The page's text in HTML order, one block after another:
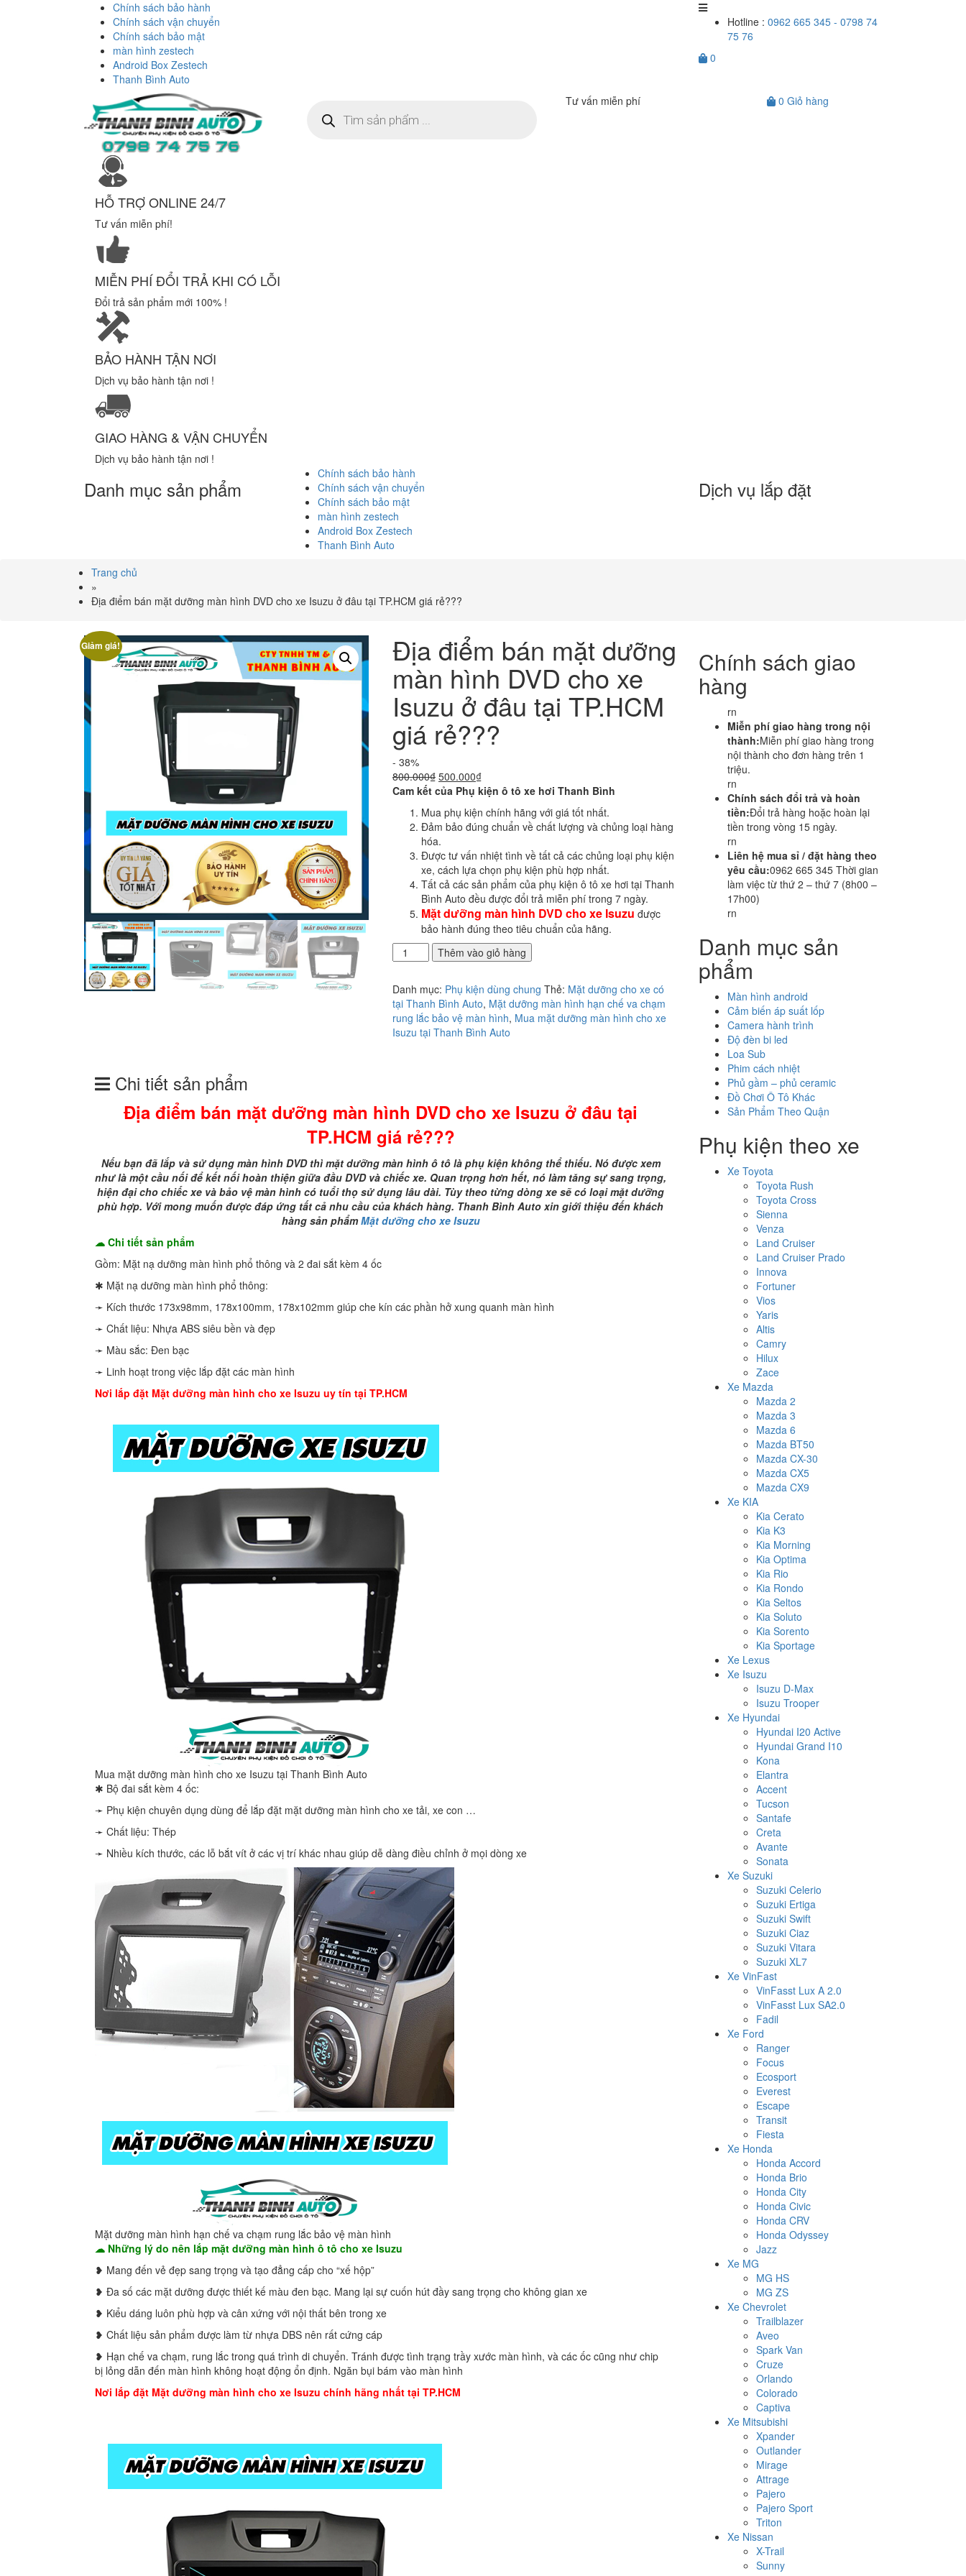
Chính sách bảo hành
Chính sách vận chuyển
Chính sách bảo mật
màn hình zestech
Android Box Zestech
Thanh Bình Auto
Hotline : 0962 665 345 - 0798 74
75 76
0
kiếm
sản
Tư vấn miễn phí 0 Giỏ hàng
HỖ TRỢ ONLINE 24/7
Tư vấn miễn phí!
MIỄN PHÍ ĐỔI TRẢ KHI CÓ LỖI
Đổi trả sản phẩm mới 100% !
BẢO HÀNH TẬN NƠI
Dịch vụ bảo hành tận nơi !
GIAO HÀNG & VẬN CHUYỂN
Dịch vụ bảo hành tận nơi !
Danh mục sản phẩm
Chính sách bảo hành
Chính sách vận chuyển
Chính sách bảo mật
màn hình zestech
Android Box Zestech
Thanh Bình Auto
Dịch vụ lắp đặt
Trang chủ
»
Địa điểm bán mặt dưỡng màn hình DVD cho xe Isuzu ở đâu tại TP.HCM giá rẻ???
Giảm giá! Địa điểm bán mặt dưỡng
màn hình DVD cho xe
Isuzu ở đâu tại TP.HCM
giá rẻ???
- 38%
800.000₫ Giá
gốc
800.000₫.
500.000₫Giá
hiện
là:
500.000₫.
Cam kết của Phụ kiện ô tô xe hơi Thanh Bình
Mua phụ kiện chính hãng với giá tốt nhất.
Đảm bảo đúng chuẩn về chất lượng và chủng loại hàng
hóa.
Được tư vấn nhiệt tình về tất cả các chủng loại phụ kiện
xe, cách lựa chọn phụ kiện phù hợp nhất.
Tất cả các sản phẩm của phụ kiện ô tô xe hơi tại Thanh
Bình Auto đều được đổi trả miễn phí trong 7 ngày.
Mặt dưỡng màn hình DVD cho xe Isuzu được
bảo hành đúng theo tiêu chuẩn của hãng.
Địa
điểm
mặt
dưỡng
màn
hình
ở
đâu
tại
giá
rẻ???
số
lượng
Thêm vào giỏ hàng
Danh mục: Phụ kiện dùng chung Thẻ: Mặt dưỡng cho xe có
tại Thanh Bình Auto, Mặt dưỡng màn hình hạn chế va chạm
rung lắc bảo vệ màn hình, Mua mặt dưỡng màn hình cho xe
Isuzu tại Thanh Bình Auto
Chi tiết sản phẩm
Địa điểm bán mặt dưỡng màn hình DVD cho xe Isuzu ở đâu tại
TP.HCM giá rẻ???
Nếu bạn đã lắp và sử dụng màn hình DVD thì mặt dưỡng màn hình ô tô là phụ kiện không thể thiếu. Nó được xem
như là một cầu nối để kết nối hoàn thiện giữa đầu DVD và chiếc xe. Quan trọng hơn hết, nó làm tăng sự sang trọng,
hiện đại cho chiếc xe và bảo vệ màn hình có tuổi thọ sử dụng lâu dài. Tùy theo từng dòng xe sẽ có loại mặt dưỡng
phù hợp. Với mong muốn được đáp ứng tất cả nhu cầu của khách hàng. Thanh Bình Auto xin giới thiệu đến khách
hàng sản phẩmMặt dưỡng cho xe Isuzu
☁ Chi tiết sản phẩm
Gồm: Mặt nạ dưỡng màn hình phổ thông và 2 đai sắt kèm 4 ốc
✱ Mặt nạ dưỡng màn hình phổ thông:
➛ Kích thước 173x98mm, 178x100mm, 178x102mm giúp che kín các phần hở xung quanh màn hình
➛ Chất liệu: Nhựa ABS siêu bền và đẹp
➛ Màu sắc: Đen bạc
➛ Linh hoạt trong việc lắp đặt các màn hình
Nơi lắp đặt Mặt dưỡng màn hình cho xe Isuzu uy tín tại TP.HCM
Mua mặt dưỡng màn hình cho xe Isuzu tại Thanh Bình Auto
✱ Bộ đai sắt kèm 4 ốc:
➛ Phụ kiện chuyên dụng dùng để lắp đặt mặt dưỡng màn hình cho xe tải, xe con …
➛ Chất liệu: Thép
➛ Nhiều kích thước, các lỗ bắt vít ở các vị trí khác nhau giúp dễ dàng điều chỉnh ở mọi dòng xe
Mặt dưỡng màn hình hạn chế va chạm rung lắc bảo vệ màn hình
☁ Những lý do nên lắp mặt dưỡng màn hình ô tô cho xe Isuzu
❥ Mang đến vẻ đẹp sang trọng và tạo đẳng cấp cho “xế hộp”
❥ Đa số các mặt dưỡng được thiết kế màu đen bạc. Mang lại sự cuốn hút đầy sang trọng cho không gian xe
❥ Kiểu dáng luôn phù hợp và cân xứng với nội thất bên trong xe
❥ Chất liệu sản phẩm được làm từ nhựa DBS nên rất cứng cáp
❥ Hạn chế va chạm, rung lắc trong quá trình di chuyển. Tránh được tình trạng trầy xước màn hình, và các ốc cũng như chip
bị lỏng dẫn đến màn hình không hoạt động ổn định. Ngăn bụi bám vào màn hình
Nơi lắp đặt Mặt dưỡng màn hình cho xe Isuzu chính hãng nhất tại TP.HCM
Chính sách giao
hàng
rn
Miễn phí giao hàng trong nội
thành:Miễn phí giao hàng trong
nội thành cho đơn hàng trên 1
triệu.
rn
Chính sách đổi trả và hoàn
tiền:Đổi trả hàng hoặc hoàn lại
tiền trong vòng 15 ngày.
rn
Liên hệ mua sỉ / đặt hàng theo
yêu cầu:0962 665 345 Thời gian
làm việc từ thứ 2 – thứ 7 (8h00 –
17h00)
rn
Danh mục sản
phẩm
Màn hình android
Cảm biến áp suất lốp
Camera hành trình
Độ đèn bi led
Loa Sub
Phim cách nhiệt
Phủ gầm – phủ ceramic
Đồ Chơi Ô Tô Khác
Sản Phẩm Theo Quận
Phụ kiện theo xe
Xe Toyota
Toyota Rush
Toyota Cross
Sienna
Venza
Land Cruiser
Land Cruiser Prado
Innova
Fortuner
Vios
Yaris
Altis
Camry
Hilux
Zace
Xe Mazda
Mazda 2
Mazda 3
Mazda 6
Mazda BT50
Mazda CX-30
Mazda CX5
Mazda CX9
Xe KIA
Kia Cerato
Kia K3
Kia Morning
Kia Optima
Kia Rio
Kia Rondo
Kia Seltos
Kia Soluto
Kia Sorento
Kia Sportage
Xe Lexus
Xe Isuzu
Isuzu D-Max
Isuzu Trooper
Xe Hyundai
Hyundai I20 Active
Hyundai Grand I10
Kona
Elantra
Accent
Tucson
Santafe
Creta
Avante
Sonata
Xe Suzuki
Suzuki Celerio
Suzuki Ertiga
Suzuki Swift
Suzuki Ciaz
Suzuki Vitara
Suzuki XL7
Xe VinFast
VinFasst Lux A 2.0
VinFasst Lux SA2.0
Fadil
Xe Ford
Ranger
Focus
Ecosport
Everest
Escape
Transit
Fiesta
Xe Honda
Honda Accord
Honda Brio
Honda City
Honda Civic
Honda CRV
Honda Odyssey
Jazz
Xe MG
MG HS
MG ZS
Xe Chevrolet
Trailblazer
Aveo
Spark Van
Cruze
Orlando
Colorado
Captiva
Xe Mitsubishi
Xpander
Outlander
Mirage
Attrage
Pajero
Pajero Sport
Triton
Xe Nissan
X-Trail
Sunny